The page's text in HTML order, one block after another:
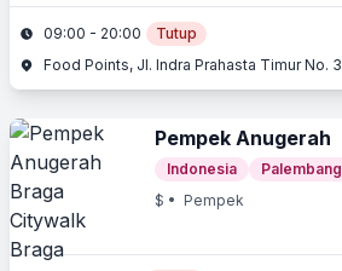
09:00 - 20:00
Tutup
Pempek Anugerah
Indonesia
Palembang
$ • Pempek